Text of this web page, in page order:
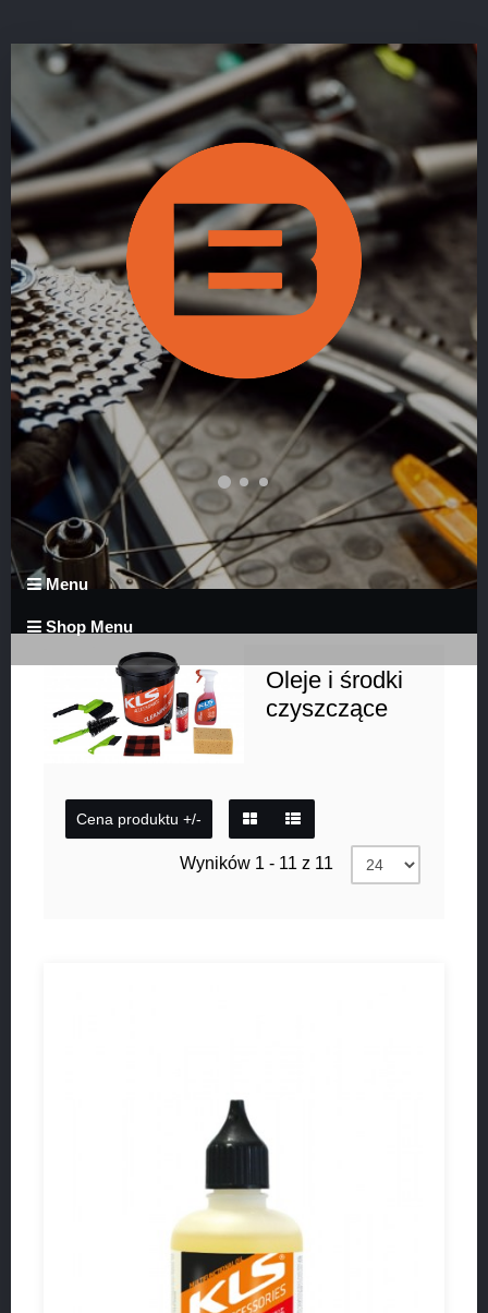
Menu
Shop Menu
Oleje i środki
czyszczące
Cena produktu +/-
Wyników 1 - 11 z 11